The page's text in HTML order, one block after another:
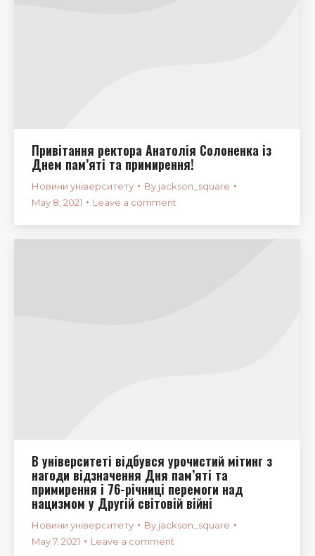
Привітання ректора Анатолія Солоненка із
Днем пам’яті та примирення!
Новини університету By jackson_square
May 8, 2021
Leave a comment
В університеті відбувся урочистий мітинг з
нагоди відзначення Дня пам’яті та
примирення і 76-річниці перемоги над
нацизмом у Другій світовій війні
Новини університету By jackson_square
May 7, 2021
Leave a comment